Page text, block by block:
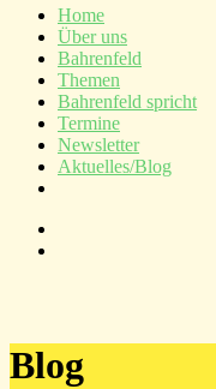
Home
Über uns
Bahrenfeld
Themen
Bahrenfeld spricht
Termine
Newsletter
Aktuelles/Blog
Blog